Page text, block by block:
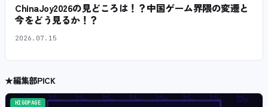
ChinaJoy2026の見どころは！？中国ゲーム界隈の変遷と
今をどう見るか！？
2026.07.15
★編集部PICK
HIGOPAGE